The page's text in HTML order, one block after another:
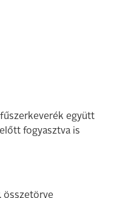
együtt
fogyasztva is
összetörve